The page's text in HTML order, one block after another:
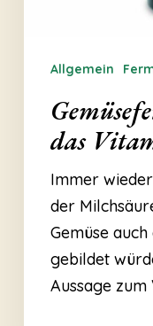
Allgemein
das
Immer
der
Gemüse
gebildet
Aussage zum